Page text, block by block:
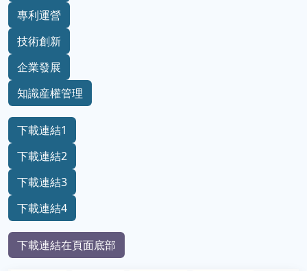
專利運營
技術創新
企業發展
知識産權管理
下載連結1
下載連結2
下載連結3
下載連結4
下載連結在頁面底部